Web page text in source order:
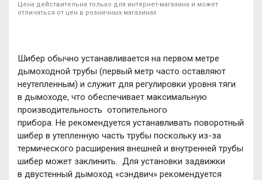
Цена действительна только для интернет-магазина и может
отличаться от цен в розничных магазинах
Шибер обычно устанавливается на первом метре
дымоходной трубы (первый метр часто оставляют
неутепленным) и служит для регулировки уровня тяги
в дымоходе, что обеспечивает максимальную
производительность отопительного
прибора. Не рекомендуется устанавливать поворотный
шибер в утепленную часть трубы поскольку из-за
термического расширения внешней и внутренней трубы
шибер может заклинить. Для установки задвижки
в двустенный дымоход «сэндвич» рекомендуется